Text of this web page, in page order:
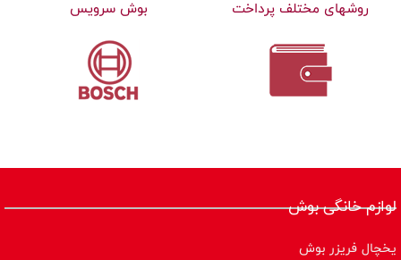
روشهای مختلف پرداخت بوش سرویس
لوازم خانگی بوش
یخچال فریزر بوش